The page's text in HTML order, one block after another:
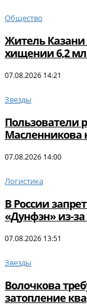
Общество
Житель
хищении 6,2
07.08.2026 14:21
Звезды
Пользователи
Масленникова
07.08.2026 14:00
Логистика
В России
«Дунфэн» из-
07.08.2026 13:51
Звезды
Волочкова
затопление